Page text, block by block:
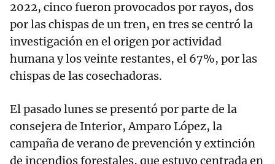
2022, cinco fueron provocados por rayos, dos
por las chispas de un tren, en tres se centró la
investigación en el origen por actividad
humana y los veinte restantes, el 67%, por las
chispas de las cosechadoras.
El pasado lunes se presentó por parte de la
consejera de Interior, Amparo López, la
campaña de verano de prevención y extinción
de incendios forestales, que estuvo centrada en